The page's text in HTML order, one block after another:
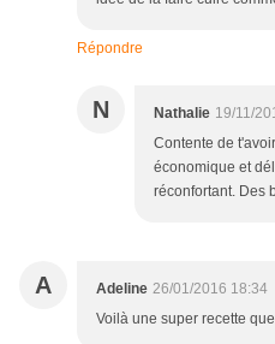
Répondre
N Nathalie 19/11/
Contente de
économique et
réconfortant. Des
A Adeline 26/01/2016 18:34
Voilà une super recette